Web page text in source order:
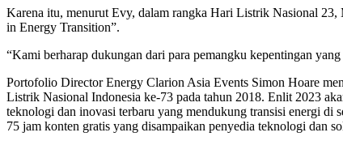
Karena itu, menurut Evy, dalam rangka Hari Listrik Nasional 23,
in Energy Transition”.
“Kami berharap dukungan dari para pemangku kepentingan
Portofolio Director Energy Clarion Asia Events Simon Hoare
Listrik Nasional Indonesia ke-73 pada tahun 2018. Enlit 2023
teknologi dan inovasi terbaru yang mendukung transisi energi
75 jam konten gratis yang disampaikan penyedia teknologi dan